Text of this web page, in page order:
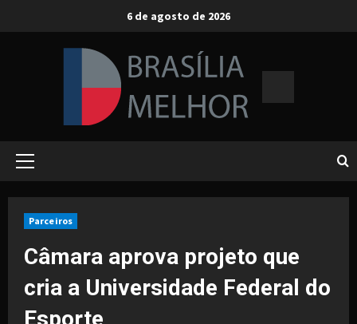
6 de agosto de 2026
Primary
Parceiros
Câmara aprova projeto que
cria a Universidade Federal do